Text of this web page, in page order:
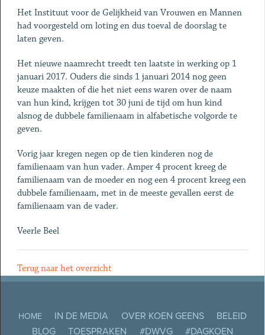
Het Instituut voor de Gelijkheid van Vrouwen en Mannen
had voorgesteld om loting en dus toeval de doorslag te
laten geven.
Het nieuwe naamrecht treedt ten laatste in werking op 1
januari 2017. Ouders die sinds 1 januari 2014 nog geen
keuze maakten of die het niet eens waren over de naam
van hun kind, krijgen tot 30 juni de tijd om hun kind
alsnog de dubbele familienaam in alfabetische volgorde te
geven.
Vorig jaar kregen negen op de tien kinderen nog de
familienaam van hun vader. Amper 4 procent kreeg de
familienaam van de moeder en nog een 4 procent kreeg een
dubbele familienaam, met in de meeste gevallen eerst de
familienaam van de vader.
Veerle Beel
Terug naar het overzicht
HOME IN DE MEDIA OVER KOEN GEENS
BELEID
BLOG
TOESPRAKEN #DWVG
#DAGKOEN